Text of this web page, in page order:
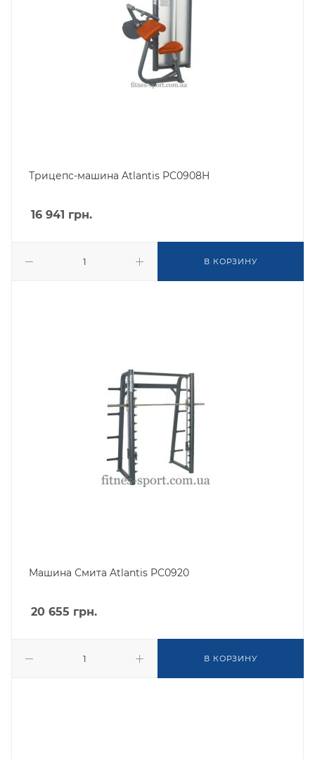
Трицепс-машина Atlantis PC0908H
16 941 грн.
В КОРЗИНУ
Машина Смита Atlantis PC0920
20 655 грн.
В КОРЗИНУ